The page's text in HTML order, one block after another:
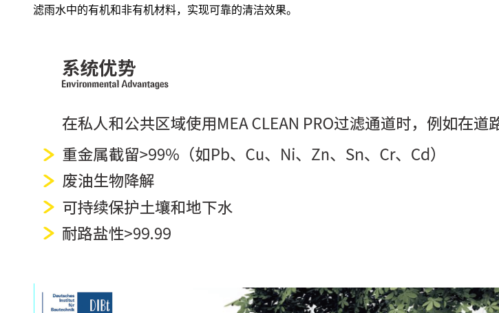
滤雨水中的有机和非有机材料，实现可靠的清洁效果。